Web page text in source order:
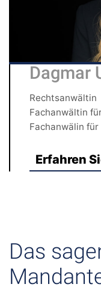
Dagmar
Rechtsanwältin
Fachanwältin
Fachanwälin
Erfahren
Das